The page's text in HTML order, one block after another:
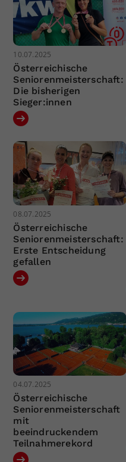
10.07.2025
Österreichische
Seniorenmeisterschaft:
Die bisherigen
Sieger:innen
08.07.2025
Österreichische
Seniorenmeisterschaft:
Erste Entscheidung
gefallen
04.07.2025
Österreichische
Seniorenmeisterschaft
mit
beeindruckendem
Teilnahmerekord